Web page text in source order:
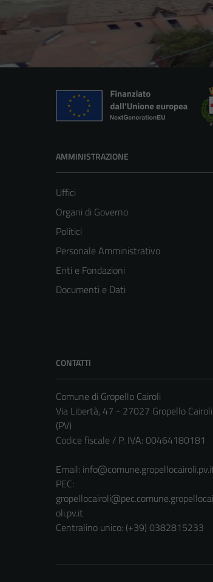
AMMINISTRAZIONE
Uffici
Organi di Governo
Politici
Personale Amministrativo
Enti e Fondazioni
Documenti e Dati
CONTATTI
Comune di Gropello Cairoli
Via Libertà, 47 - 27027 Gropello Cairoli
(PV)
Codice fiscale / P. IVA: 00464180181
Email:
PEC:
oli.pv.it
Centralino unico: (+39) 0382815233